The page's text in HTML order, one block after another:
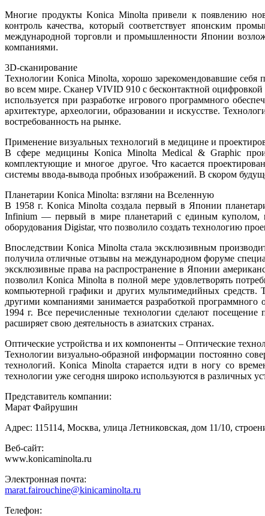
Многие продукты Konica Minolta привели к появлению
контроль качества, который соответствует японским
международной торговли и промышленности Японии
компаниями.
3D-сканирование
Технологии Konica Minolta, хорошо зарекомендовавшие
во всем мире. Сканер VIVID 910 с бесконтактной
используется при разработке игрового программного
архитектуре, археологии, образовании и искусстве.
востребованность на рынке.
Применение визуальных технологий в медицине и
В сфере медицины Konica Minolta Medical & Graphic
комплектующие и многое другое. Что касается
системы ввода-вывода пробных изображений. В скором
Планетарии Konica Minolta: взгляни на Вселенную
В 1958 г. Konica Minolta создала первый в Японии
Infinium — первый в мире планетарий с единым куполом,
оборудования Digistar, что позволило создать технологию
Впоследствии Konica Minolta стала эксклюзивным
получила отличные отзывы на международном форуме
эксклюзивные права на распространение в Японии
позволил Konica Minolta в полной мере удовлетворять
компьютерной графики и других мультимедийных средств.
другими компаниями занимается разработкой
1994 г. Все перечисленные технологии сделают
расширяет свою деятельность в азиатских странах.
Оптические устройства и их компоненты – Оптические
Технологии визуально-образной информации постоянно
технологий. Konica Minolta старается идти в ногу со
технологии уже сегодня широко используются в различных
Представитель компании:
Марат Файрушин
Адрес: 115114, Москва, улица Летниковская, дом 11/10,
Веб-сайт:
www.konicaminolta.ru
Электронная почта:
marat.fairouchine@kinicaminolta.ru
Телефон: